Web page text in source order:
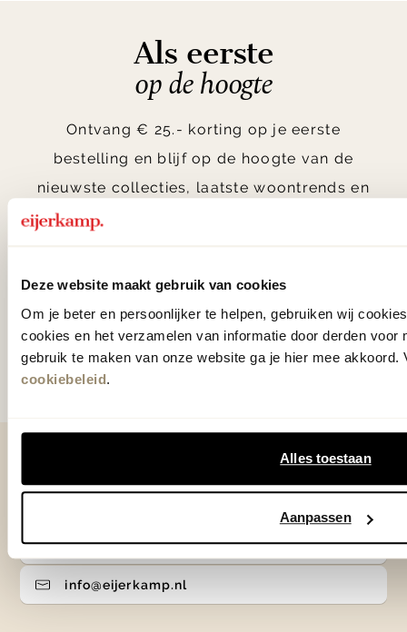
Deze website maakt gebruik van cookies
Om je beter en persoonlijker te helpen, gebruiken wij
cookies en het verzamelen van informatie door derden voor
gebruik te maken van onze website ga je hier mee akkoord.
cookiebeleid.
Alles toestaan
Aanpassen
Als eerste
op de hoogte
Ontvang € 25.- korting op je eerste
bestelling en blijf op de hoogte van de
nieuwste collecties, laatste woontrends en
Aanmelden
Door te abonneren op onze nieuwsbrief, ga je akkoord
met onze
+31 575 583 388
info@eijerkamp.nl